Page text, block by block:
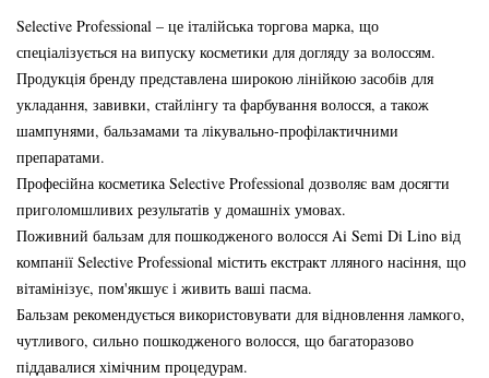
Selective Professional – це італійська торгова марка, що
спеціалізується на випуску косметики для догляду за волоссям.
Продукція бренду представлена широкою лінійкою засобів для
укладання, завивки, стайлінгу та фарбування волосся, а також
шампунями, бальзамами та лікувально-профілактичними
препаратами.
Професійна косметика Selective Professional дозволяє вам досягти
приголомшливих результатів у домашніх умовах.
Поживний бальзам для пошкодженого волосся Ai Semi Di Lino від
компанії Selective Professional містить екстракт лляного насіння, що
вітамінізує, пом'якшує і живить ваші пасма.
Бальзам рекомендується використовувати для відновлення ламкого,
чутливого, сильно пошкодженого волосся, що багаторазово
піддавалися хімічним процедурам.
Subtil Color Lab Volume Intense – Серія для
об'єму тонкого волосся
Subtil Design - Серія стайлінг та ніжний
догляд
Subtil Design Lab - Серія для максимального
збереження кольору волосся
Subtil Global Lift - Глибоке відновлення
Subtil Man XY - Серія для чоловіків: для
Subtil
Technique
Termix
Tico Professional